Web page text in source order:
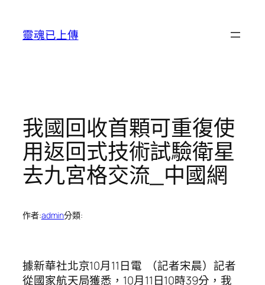
靈魂已上傳
我國回收首顆可重復使
用返回式技術試驗衛星
去九宮格交流_中國網
作者:admin分類:
據新華社北京10月11日電 （記者宋晨）記者
從國家航天局獲悉，10月11日10時39分，我